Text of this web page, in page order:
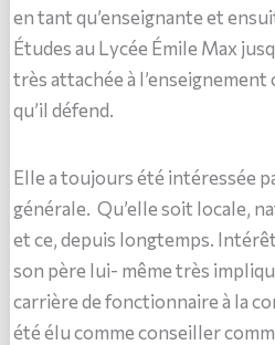
en tant qu’enseignante et
Études au Lycée Émile Max
très attachée à
qu’il défend.
Elle a toujours été intéressée
générale. Qu’elle soit locale,
et ce, depuis longtemps.
son père lui- même très
carrière de fonctionnaire à la
été élu comme conseiller